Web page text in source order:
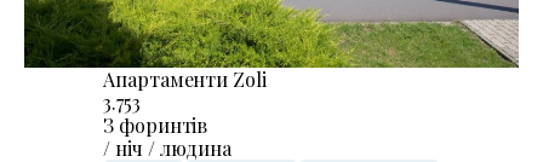
Апартаменти Zoli
3.753
З форинтів
/ ніч / людина